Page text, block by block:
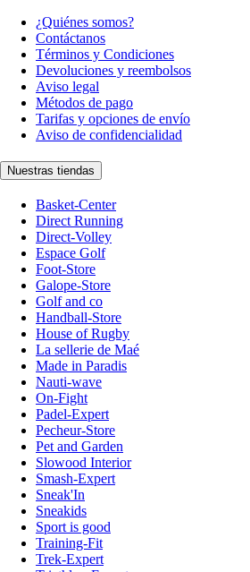
¿Quiénes somos?
Contáctanos
Términos y Condiciones
Devoluciones y reembolsos
Aviso legal
Métodos de pago
Tarifas y opciones de envío
Aviso de confidencialidad
Nuestras tiendas
Basket-Center
Direct Running
Direct-Volley
Espace Golf
Foot-Store
Galope-Store
Golf and co
Handball-Store
House of Rugby
La sellerie de Maé
Made in Paradis
Nauti-wave
On-Fight
Padel-Expert
Pecheur-Store
Pet and Garden
Slowood Interior
Smash-Expert
Sneak'In
Sneakids
Sport is good
Training-Fit
Trek-Expert